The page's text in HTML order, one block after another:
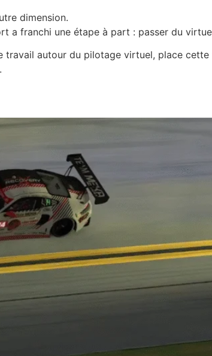
dimension.
a franchi une étape à part : passer du
travail autour du pilotage virtuel, place